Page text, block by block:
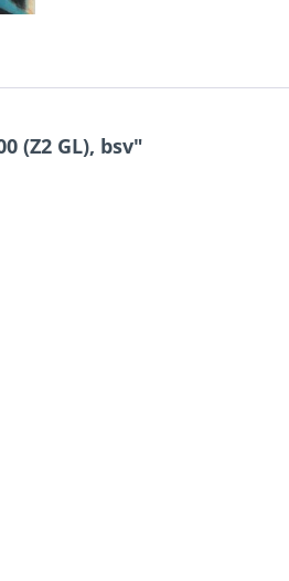
(Z2 GL), bsv"